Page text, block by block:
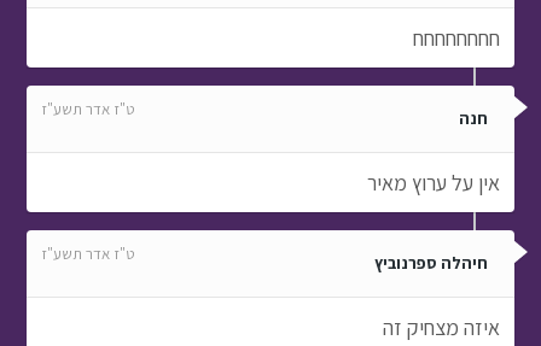
חחחחחחחח
חנה ט"ז אדר תשע"ז
אין על ערוץ מאיר
חיהלה ספרנוביץ ט"ז אדר תשע"ז
איזה מצחיק זה